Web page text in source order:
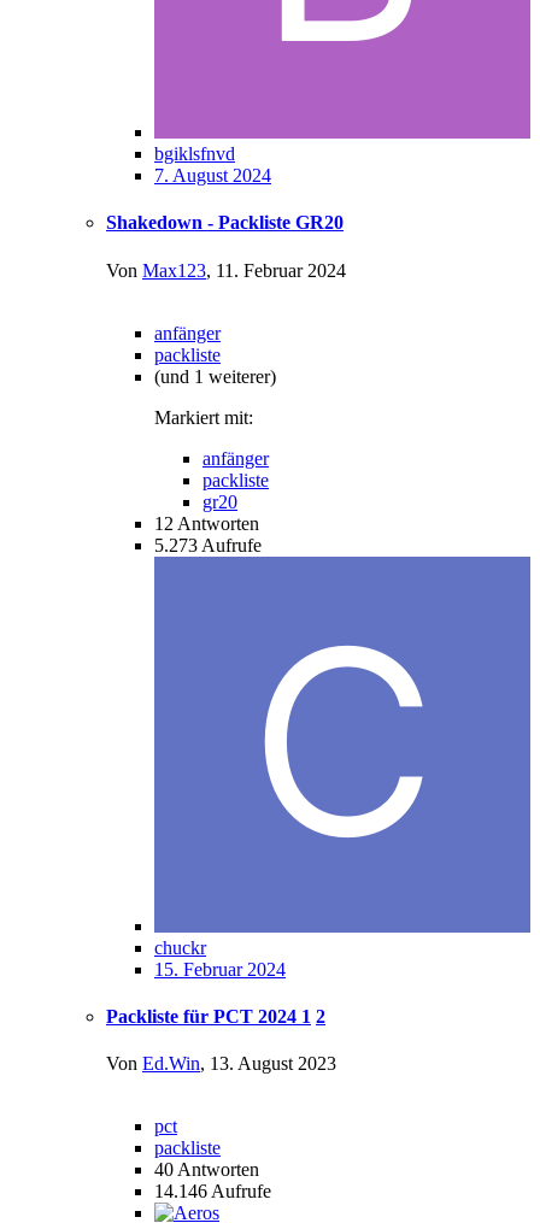
bgiklsfnvd
7. August 2024
Shakedown - Packliste GR20
Von Max123, 11. Februar 2024
anfänger
packliste
(und 1 weiterer)
Markiert mit:
anfänger
packliste
gr20
12 Antworten
5.273 Aufrufe
chuckr
15. Februar 2024
Packliste für PCT 2024 1 2
Von Ed.Win, 13. August 2023
pct
packliste
40 Antworten
14.146 Aufrufe